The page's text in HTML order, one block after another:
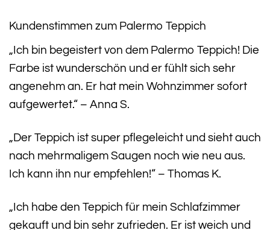
Kundenstimmen zum Palermo Teppich
„Ich bin begeistert von dem Palermo Teppich! Die
Farbe ist wunderschön und er fühlt sich sehr
angenehm an. Er hat mein Wohnzimmer sofort
aufgewertet.“ – Anna S.
„Der Teppich ist super pflegeleicht und sieht auch
nach mehrmaligem Saugen noch wie neu aus.
Ich kann ihn nur empfehlen!“ – Thomas K.
„Ich habe den Teppich für mein Schlafzimmer
gekauft und bin sehr zufrieden. Er ist weich und